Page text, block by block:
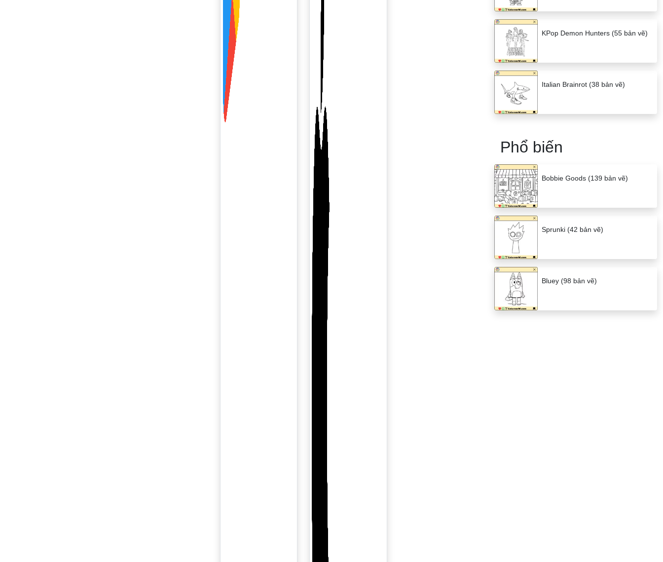
KPop Demon Hunters (55 bản vẽ)
Italian Brainrot (38 bản vẽ)
Phổ biến
Bobbie Goods (139 bản vẽ)
Sprunki (42 bản vẽ)
Bluey (98 bản vẽ)